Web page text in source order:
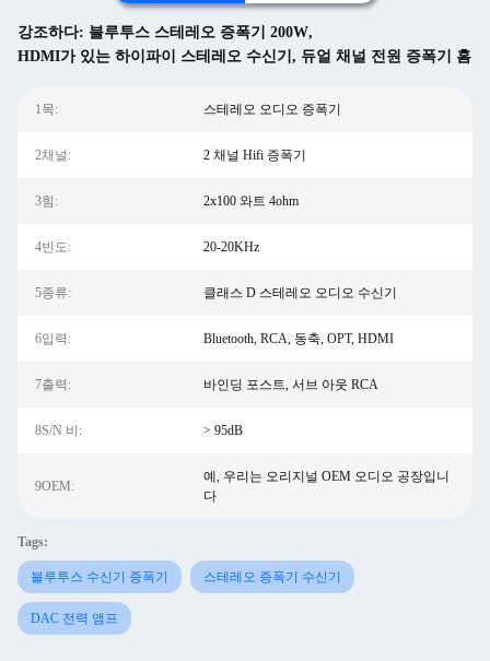
강조하다: 블루투스 스테레오 증폭기 200W,
HDMI가 있는 하이파이 스테레오 수신기 , 듀얼 채널 전원 증폭기 홈
1목: 스테레오 오디오 증폭기
2채널: 2 채널 Hifi 증폭기
3힘: 2x100 와트 4ohm
4빈도: 20-20KHz
5종류: 클래스 D 스테레오 오디오 수신기
6입력: Bluetooth, RCA, 동축, OPT, HDMI
7출력: 바인딩 포스트, 서브 아웃 RCA
8S/N 비: > 95dB
9OEM:
예, 우리는 오리지널 OEM 오디오 공장입니
다
Tags:
블루투스 수신기 증폭기 스테레오 증폭기 수신기
DAC 전력 앰프